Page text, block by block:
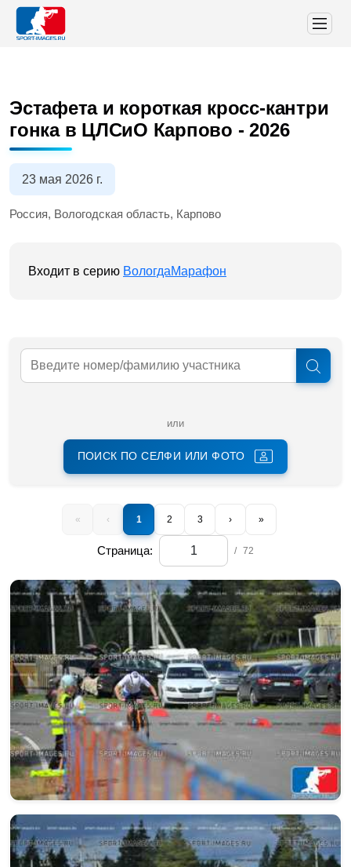
Эстафета и короткая кросс-кантри
гонка в ЦЛСиО Карпово - 2026
23 мая 2026 г.
Россия, Вологодская область, Карпово
Входит в серию ВологдаМарафон
или
ПОИСК ПО СЕЛФИ ИЛИ ФОТО
« ‹ 1 2 3 › »
Страница: / 72